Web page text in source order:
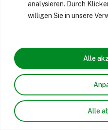
analysieren. Durch
willigen Sie in unsere
Alle
Alle